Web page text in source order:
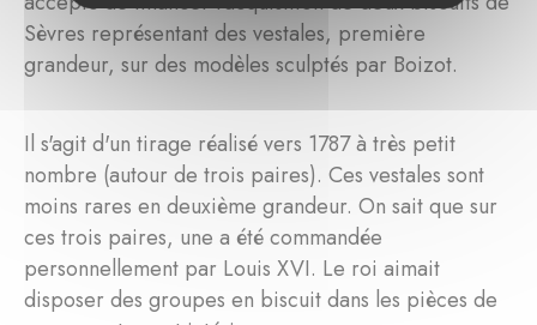
Sèvres représentant des vestales, première
grandeur, sur des modèles sculptés par Boizot.
Il s'agit d'un tirage réalisé vers 1787 à très petit
nombre (autour de trois paires). Ces vestales sont
moins rares en deuxième grandeur. On sait que sur
ces trois paires, une a été commandée
personnellement par Louis XVI. Le roi aimait
disposer des groupes en biscuit dans les pièces de